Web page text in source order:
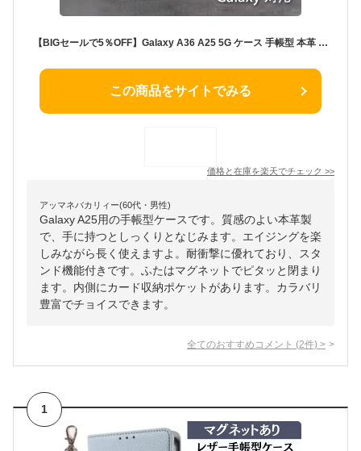
【BIGセールで5％OFF】Galaxy A36 A25 5G ケース 手帳型 本革 ギャラクシー S25 S24 S23 Ultra カバー 革 手帳 カード入れ Galaxy S24FE S23FE S22 S21 手帳ケース A55 A54 A53 A51 5G スマホカバー 耐衝撃 擦り傷防止 A41 A23 スタンド機能 ビジネス Note20 Note10
この商品をサイトでみる
価格と在庫を楽天でチェック >>
アッマネバカリィー(60代・男性)
Galaxy A25用の手帳型ケースです。質感のよい本革製
で、手に持つとしっくりとなじみます。エイジングを楽
しみながら長く使えますよ。耐衝撃に優れており、スタ
ンド機能付きです。ふたはマグネットでピタッと閉まり
ます。内側にカード収納ポケットがあります。カラバリ
豊富でチョイスできます。
全てのおすすめコメント (2件) >
1